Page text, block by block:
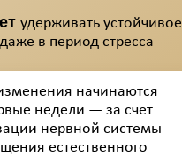
начинаются
недели — за счет
нервной системы
естественного
удерживать устойчивое
в период стресса